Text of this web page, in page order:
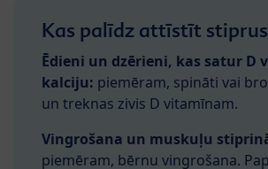
Kas palīdz attīstīt stiprus
Ēdieni un dzērieni, kas satur D
kalciju: piemēram, spināti vai
un treknas zivis D vitamīnam.
Vingrošana un muskuļu stiprin
piemēram, bērnu vingrošana.